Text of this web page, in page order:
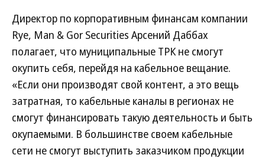
Директор по корпоративным финансам компании
Rye, Man & Gor Securities Арсений Даббах
полагает, что муниципальные ТРК не смогут
окупить себя, перейдя на кабельное вещание.
«Если они производят свой контент, а это вещь
затратная, то кабельные каналы в регионах не
смогут финансировать такую деятельность и быть
окупаемыми. В большинстве своем кабельные
сети не смогут выступить заказчиком продукции